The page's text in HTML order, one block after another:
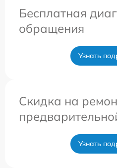
Бесплатная
обращения
Узнать
Скидка на
Узнать